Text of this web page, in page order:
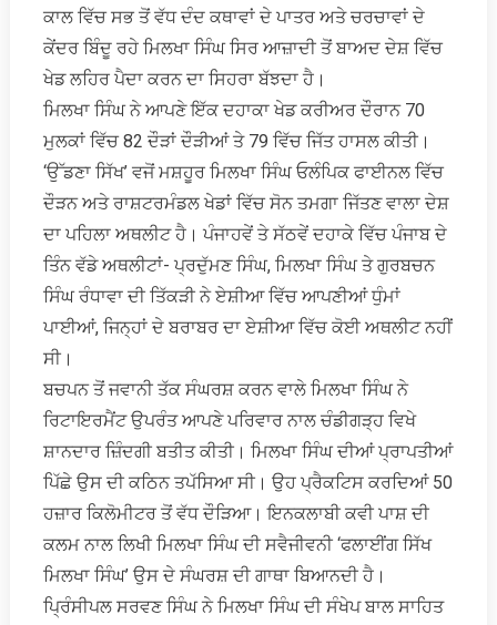
ਕਾਲ ਵਿੱਚ ਸਭ ਤੋਂ ਵੱਧ ਦੰਦ ਕਥਾਵਾਂ ਦੇ ਪਾਤਰ ਅਤੇ ਚਰਚਾਵਾਂ ਦੇ
ਕੇਂਦਰ ਬਿੰਦੂ ਰਹੇ ਮਿਲਖਾ ਸਿੰਘ ਸਿਰ ਆਜ਼ਾਦੀ ਤੋਂ ਬਾਅਦ ਦੇਸ਼ ਵਿੱਚ
ਖੇਡ ਲਹਿਰ ਪੈਦਾ ਕਰਨ ਦਾ ਸਿਹਰਾ ਬੱਝਦਾ ਹੈ।
ਮਿਲਖਾ ਸਿੰਘ ਨੇ ਆਪਣੇ ਇੱਕ ਦਹਾਕਾ ਖੇਡ ਕਰੀਅਰ ਦੌਰਾਨ 70
ਮੁਲਕਾਂ ਵਿੱਚ 82 ਦੌੜਾਂ ਦੌੜੀਆਂ ਤੇ 79 ਵਿੱਚ ਜਿੱਤ ਹਾਸਲ ਕੀਤੀ।
‘ਉੱਡਣਾ ਸਿੱਖ’ ਵਜੋਂ ਮਸ਼ਹੂਰ ਮਿਲਖਾ ਸਿੰਘ ਓਲੰਪਿਕ ਫਾਈਨਲ ਵਿੱਚ
ਦੌੜਨ ਅਤੇ ਰਾਸ਼ਟਰਮੰਡਲ ਖੇਡਾਂ ਵਿੱਚ ਸੋਨ ਤਮਗਾ ਜਿੱਤਣ ਵਾਲਾ ਦੇਸ਼
ਦਾ ਪਹਿਲਾ ਅਥਲੀਟ ਹੈ। ਪੰਜਾਹਵੇਂ ਤੇ ਸੱਠਵੇਂ ਦਹਾਕੇ ਵਿੱਚ ਪੰਜਾਬ ਦੇ
ਤਿੰਨ ਵੱਡੇ ਅਥਲੀਟਾਂ- ਪ੍ਰਦੁੱਮਣ ਸਿੰਘ, ਮਿਲਖਾ ਸਿੰਘ ਤੇ ਗੁਰਬਚਨ
ਸਿੰਘ ਰੰਧਾਵਾ ਦੀ ਤਿੱਕੜੀ ਨੇ ਏਸ਼ੀਆ ਵਿੱਚ ਆਪਣੀਆਂ ਧੁੰਮਾਂ
ਪਾਈਆਂ, ਜਿਨ੍ਹਾਂ ਦੇ ਬਰਾਬਰ ਦਾ ਏਸ਼ੀਆ ਵਿੱਚ ਕੋਈ ਅਥਲੀਟ ਨਹੀਂ
ਸੀ।
ਬਚਪਨ ਤੋਂ ਜਵਾਨੀ ਤੱਕ ਸੰਘਰਸ਼ ਕਰਨ ਵਾਲੇ ਮਿਲਖਾ ਸਿੰਘ ਨੇ
ਰਿਟਾਇਰਮੈਂਟ ਉਪਰੰਤ ਆਪਣੇ ਪਰਿਵਾਰ ਨਾਲ ਚੰਡੀਗੜ੍ਹ ਵਿਖੇ
ਸ਼ਾਨਦਾਰ ਜ਼ਿੰਦਗੀ ਬਤੀਤ ਕੀਤੀ। ਮਿਲਖਾ ਸਿੰਘ ਦੀਆਂ ਪ੍ਰਾਪਤੀਆਂ
ਪਿੱਛੇ ਉਸ ਦੀ ਕਠਿਨ ਤਪੱਸਿਆ ਸੀ। ਉਹ ਪ੍ਰੈਕਟਿਸ ਕਰਦਿਆਂ 50
ਹਜ਼ਾਰ ਕਿਲੋਮੀਟਰ ਤੋਂ ਵੱਧ ਦੌੜਿਆ। ਇਨਕਲਾਬੀ ਕਵੀ ਪਾਸ਼ ਦੀ
ਕਲਮ ਨਾਲ ਲਿਖੀ ਮਿਲਖਾ ਸਿੰਘ ਦੀ ਸਵੈਜੀਵਨੀ ‘ਫਲਾਈਂਗ ਸਿੱਖ
ਮਿਲਖਾ ਸਿੰਘ’ ਉਸ ਦੇ ਸੰਘਰਸ਼ ਦੀ ਗਾਥਾ ਬਿਆਨਦੀ ਹੈ।
ਪ੍ਰਿੰਸੀਪਲ ਸਰਵਣ ਸਿੰਘ ਨੇ ਮਿਲਖਾ ਸਿੰਘ ਦੀ ਸੰਖੇਪ ਬਾਲ ਸਾਹਿਤ